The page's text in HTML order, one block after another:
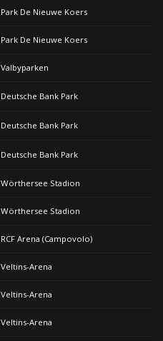
Park De Nieuwe Koers
Park De Nieuwe Koers
Valbyparken
Deutsche Bank Park
Deutsche Bank Park
Deutsche Bank Park
Wörthersee Stadion
Wörthersee Stadion
RCF Arena (Campovolo)
Veltins-Arena
Veltins-Arena
Veltins-Arena